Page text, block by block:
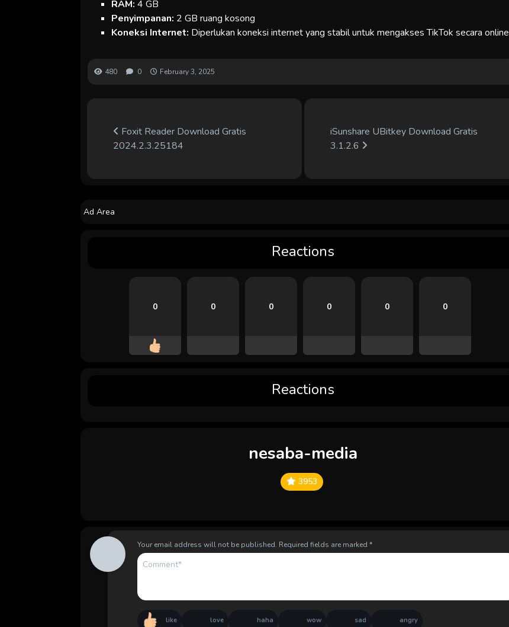
RAM: 4 GB
Penyimpanan: 2 GB ruang kosong
Koneksi Internet: Diperlukan koneksi internet yang stabil untuk mengakses TikTok secara online
480 0 February 3, 2025
Foxit Reader Download Gratis
2024.2.3.25184
iSunshare UBitkey Download Gratis
3.1.2.6
Ad Area
Reactions
0 0 0 0 0 0
Reactions
nesaba-media
3953
Your email address will not be published. Required fields are marked*
like love haha wow sad angry